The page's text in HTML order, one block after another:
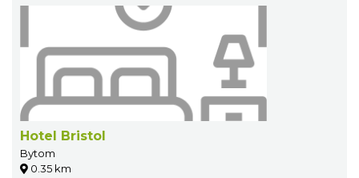
Hotel Bristol
Bytom
0.35 km